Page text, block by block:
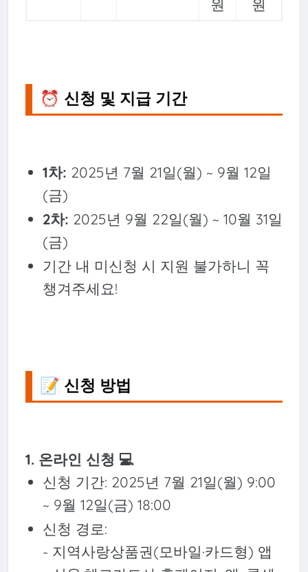
원 원
⏰ 신청 및 지급 기간
1차: 2025년 7월 21일(월) ~ 9월 12일
(금)
2차: 2025년 9월 22일(월) ~ 10월 31일
(금)
기간 내 미신청 시 지원 불가하니 꼭
챙겨주세요!
📝 신청 방법
1. 온라인 신청 💻
신청 기간: 2025년 7월 21일(월) 9:00
~ 9월 12일(금) 18:00
신청 경로:
- 지역사랑상품권(모바일·카드형) 앱